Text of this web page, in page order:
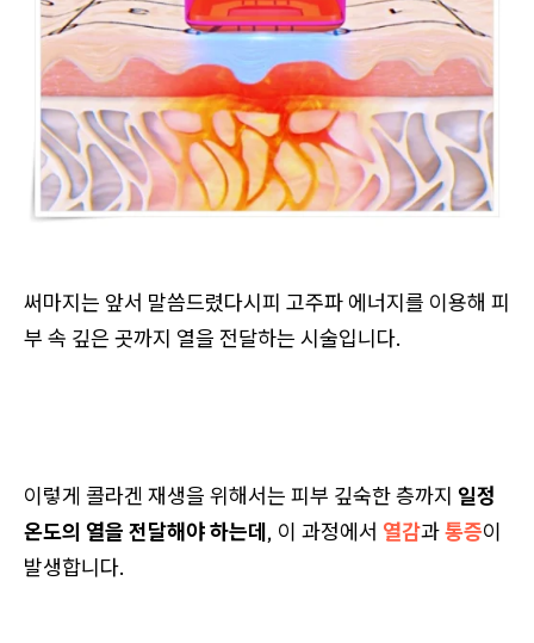
써마지는 앞서 말씀드렸다시피 고주파 에너지를 이용해 피
부 속 깊은 곳까지 열을 전달하는 시술입니다.
이렇게 콜라겐 재생을 위해서는 피부 깊숙한 층까지 일정
온도의 열을 전달해야 하는데, 이 과정에서 열감과통증이
발생합니다.